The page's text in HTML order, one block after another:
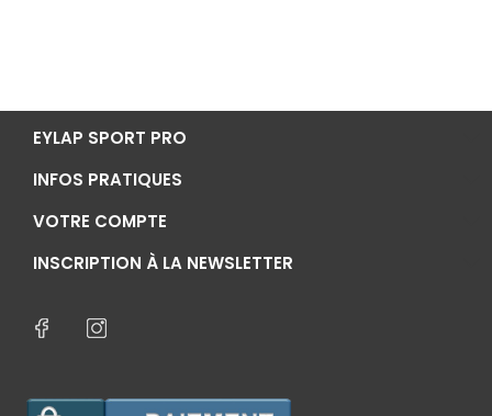
EYLAP SPORT PRO
INFOS PRATIQUES
VOTRE COMPTE
INSCRIPTION À LA NEWSLETTER